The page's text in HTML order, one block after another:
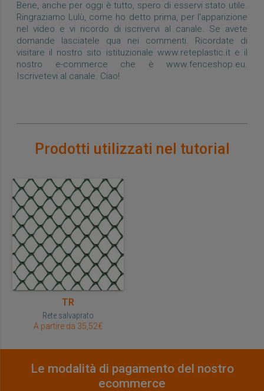
Bene, anche per oggi è tutto, spero di esservi stato utile.
Ringraziamo Lulù, come ho detto prima, per l'apparizione
nel video e vi ricordo di iscrivervi al canale. Se avete
domande lasciatele qua nei commenti. Ricordate di
visitare il nostro sito istituzionale www.reteplastic.it e il
nostro e-commerce che è www.fenceshop.eu.
Iscrivetevi al canale. Ciao!
Prodotti utilizzati nel tutorial
TR
Rete salvaprato
A partire da 35,52€
Le modalità di pagamento del nostro
ecommerce